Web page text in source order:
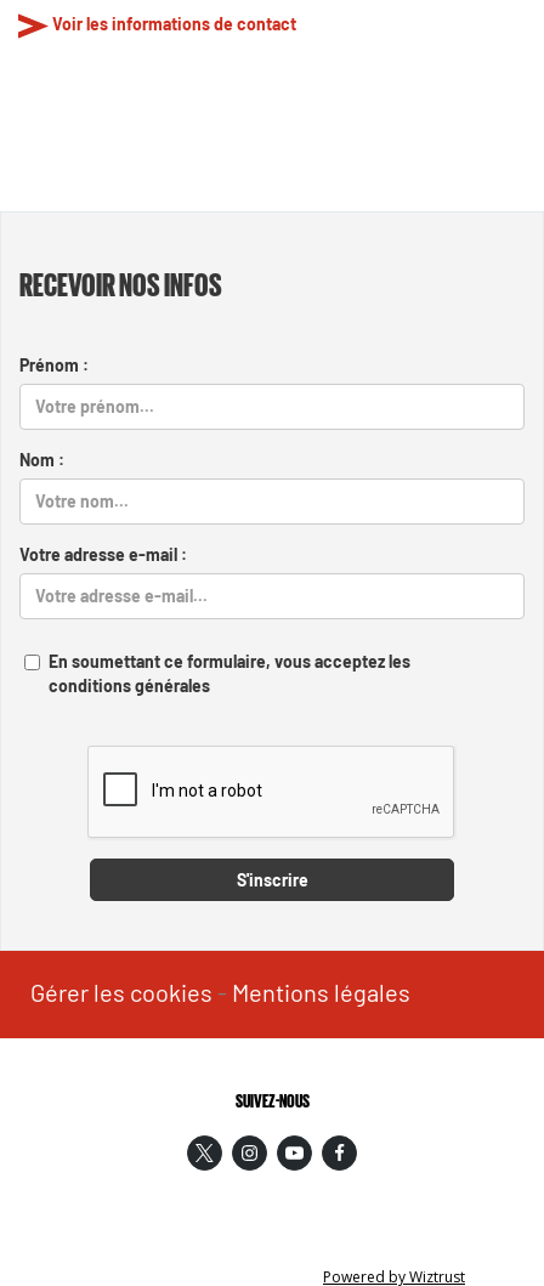
Voir les informations de contact
RECEVOIR NOS INFOS
Prénom :
Nom :
Votre adresse e-mail :
En soumettant ce formulaire, vous acceptez les
conditions générales
S'inscrire
Gérer les cookies - Mentions légales
SUIVEZ-NOUS
Powered by Wiztrust